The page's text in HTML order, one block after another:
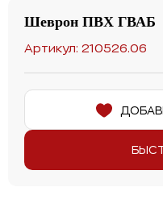
Шеврон ПВХ ГВАБ
Артикул: 210526.06